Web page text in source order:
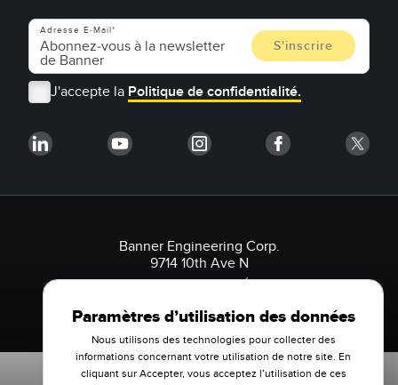
Adresse E-Mail
J'accepte la Politique de confidentialité.
Banner Engineering Corp.
9714 10th Ave N
Minneapolis, MN 55441 États-Unis
Paramètres d’utilisation des données
Nous utilisons des technologies pour collecter des
informations concernant votre utilisation de notre site. En
cliquant sur Accepter, vous acceptez l’utilisation de ces